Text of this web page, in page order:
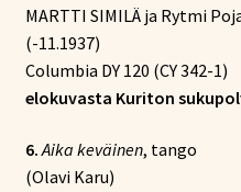
MARTTI SIMILÄ ja Rytmi
(-11.1937)
Columbia DY 120 (CY 342-1)
elokuvasta Kuriton
6.Aika keväinen, tango
(Olavi Karu)